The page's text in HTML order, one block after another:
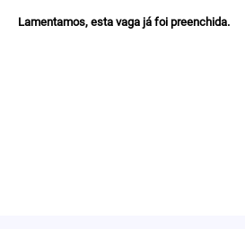
Lamentamos, esta vaga já foi preenchida.